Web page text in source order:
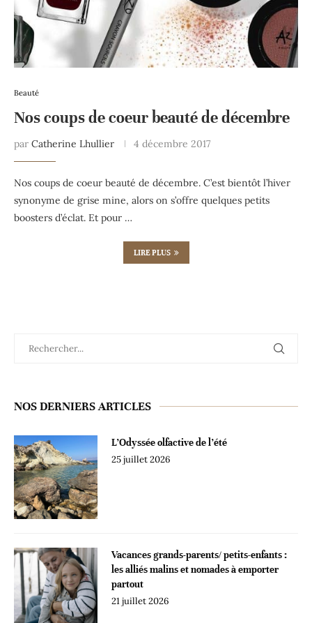
Beauté
Nos coups de coeur beauté de décembre
par Catherine Lhullier 4 décembre 2017
Nos coups de coeur beauté de décembre. C’est bientôt l’hiver
synonyme de grise mine, alors on s’offre quelques petits
boosters d’éclat. Et pour …
LIRE PLUS
NOS DERNIERS ARTICLES
L’Odyssée olfactive de l’été
25 juillet 2026
Vacances grands-parents/ petits-enfants :
les alliés malins et nomades à emporter
partout
21 juillet 2026